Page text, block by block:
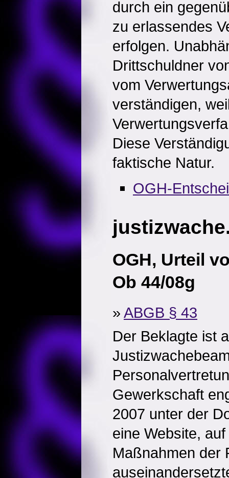
durch ein
zu erlassendes
erfolgen.
Drittschuldner
vom
verständigen,
Diese
faktische Natur.
OGH-
OGH, Urteil
Ob 44/08g
» ABGB § 43
Der Beklagte ist
Gewerkschaft
2007 unter der
eine Website,
Maßnahmen der